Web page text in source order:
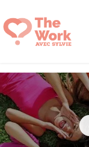
au
contenu